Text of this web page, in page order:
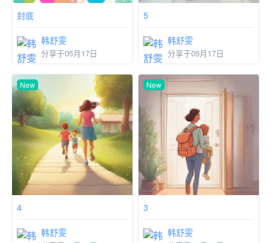
封底
韩舒雯
分享于05月17日
5
韩舒雯
分享于05月17日
New
4
韩舒雯
New
3
韩舒雯